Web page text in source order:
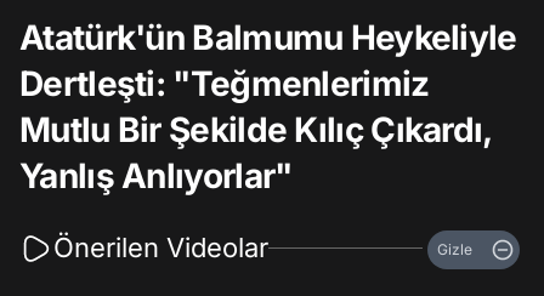
Atatürk'ün Balmumu Heykeliyle
Dertleşti: "Teğmenlerimiz
Mutlu Bir Şekilde Kılıç Çıkardı,
Yanlış Anlıyorlar"
Önerilen Videolar Gizle